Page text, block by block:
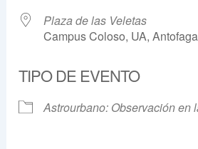
Plaza de las Veletas
Campus Coloso, UA,
TIPO DE EVENTO
Astrourbano: Observación en